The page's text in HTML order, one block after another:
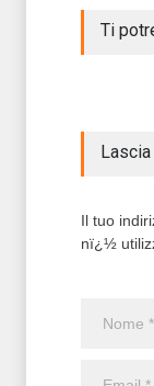
Ti
Il tuo
nï¿½